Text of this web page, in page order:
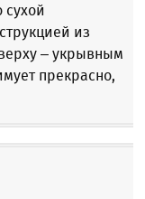
из
– укрывным
прекрасно,